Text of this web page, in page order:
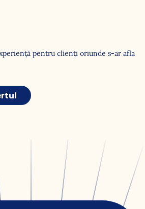
pentru clienți oriunde s-ar afla